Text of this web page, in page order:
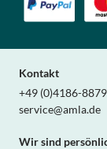
Kontakt
+49 (0)4186-
service@amla.de
Wir sind